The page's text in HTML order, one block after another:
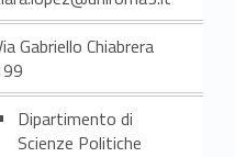
Gabriello Chiabrera
Dipartimento di
Scienze Politiche